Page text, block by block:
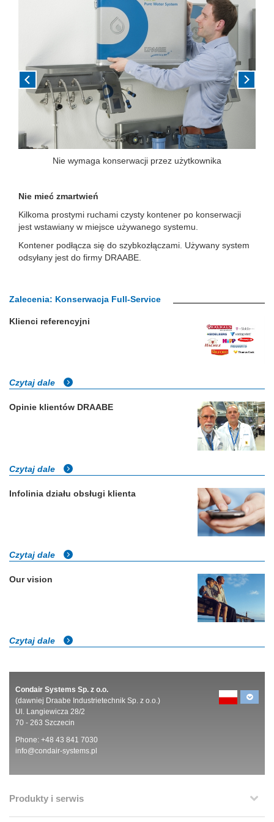
Nie wymaga konserwacji przez użytkownika
Nie mieć zmartwień
Kilkoma prostymi ruchami czysty kontener po konserwacji
jest wstawiany w miejsce używanego systemu.
Kontener podłącza się do szybkozłączami. Używany system
odsyłany jest do firmy DRAABE.
Zalecenia: Konserwacja Full-Service
Klienci referencyjni
Czytaj dale
Opinie klientów DRAABE
Czytaj dale
Infolinia działu obsługi klienta
Czytaj dale
Our vision
Czytaj dale
Condair Systems Sp. z o.o.
(dawniej Draabe Industrietechnik Sp. z o.o.)
Ul. Langiewicza 28/2
70 - 263 Szczecin
Phone: +48 43 841 7030
info@condair-systems.pl
Produkty i serwis